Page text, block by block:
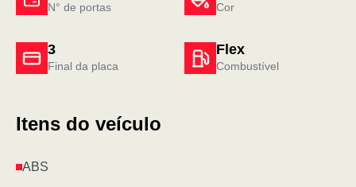
N° de portas Cor
3
Final da placa
Flex
Combustível
Itens do veículo
ABS